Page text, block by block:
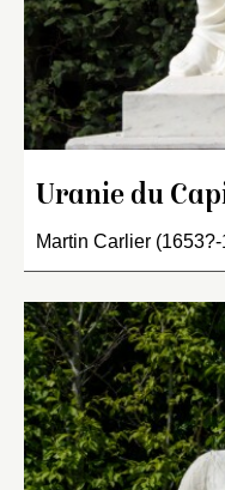
Uranie du
Martin Carlier